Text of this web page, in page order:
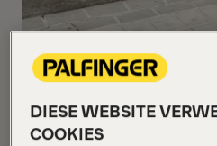
Standorts in Duisburg setzt
wichtigen strategischen
globalen Servicenetzwerks.
modernisierte
DIESE WEBSITE
COOKIES